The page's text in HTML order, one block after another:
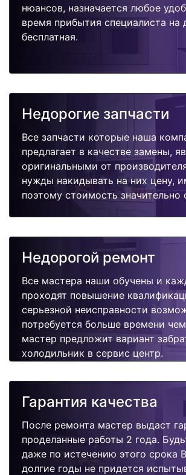
нюансов, назначается любое
время прибытия специалиста на
бесплатная.
Недорогие запчасти
Все запчасти которые наша
предлагает в качестве замены,
оригинальными от
нужды накидывать на них цену,
поэтому стоимость значительно
Недорогой ремонт
Все мастера наши обучены и
проходят повышение
серьезной неисправности
потребуется больше времени
мастер предложит вариант
холодильник в сервис центр.
Гарантия качества
После ремонта мастер выдаст
проделанные работы 2 года.
даже по истечению этого срока
долгие годы не придется